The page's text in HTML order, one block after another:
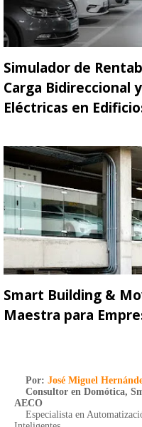
Simulador de
Carga Bidireccional
Eléctricas en
Smart Building &
Maestra para
Por: José Miguel
Consultor en Domótica,
AECO
Especialista en